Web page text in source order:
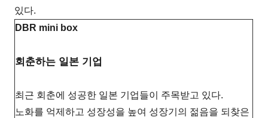
있다.
DBR mini box
회춘하는 일본 기업
최근 회춘에 성공한 일본 기업들이 주목받고 있다.
노화를 억제하고 성장성을 높여 성장기의 젊음을 되찾은